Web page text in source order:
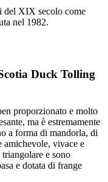
del XIX secolo come
nel 1982.
Duck Tolling
proporzionato e molto
ma è estremamente
a forma di mandorla, di
amichevole, vivace e
e sono
e dotata di frange